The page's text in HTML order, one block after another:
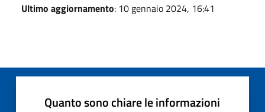
Ultimo aggiornamento: 10 gennaio 2024, 16:41
Quanto sono chiare le informazioni